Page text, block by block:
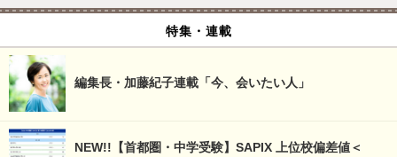
特集・連載
編集長・加藤紀子連載「今、会いたい人」
NEW!!【首都圏・中学受験】SAPIX 上位校偏差値＜